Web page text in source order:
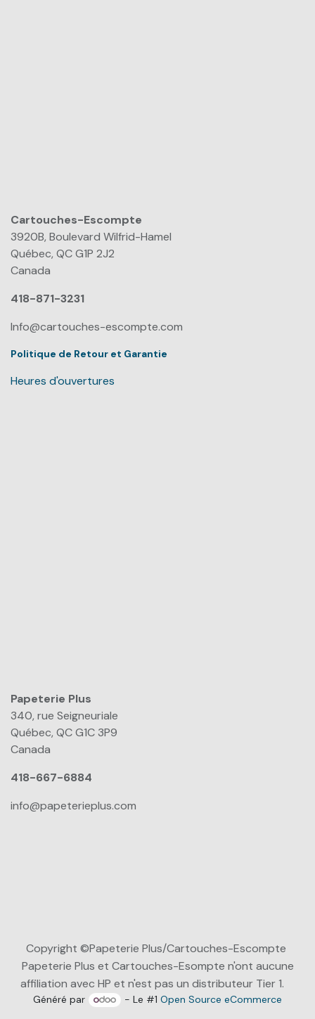
Cartouches-Escompte
3920B, Boulevard Wilfrid-Hamel
Québec, QC G1P 2J2
Canada
418-871-3231
Info@cartouches-escompte.com
Politique de Retour et Garantie
Heures d'ouvertures
Papeterie Plus​
340, rue Seigneuriale
Québec, QC G1C 3P9
Canada
418-667-6884
info@papeterieplus.com
Copyright ©Papeterie Plus/Cartouches-Escompte
Papeterie Plus et Cartouches-Esompte n'ont aucune
affiliation avec HP et n'est pas un distributeur Tier 1.
Généré par - Le #1Open Source eCommerce